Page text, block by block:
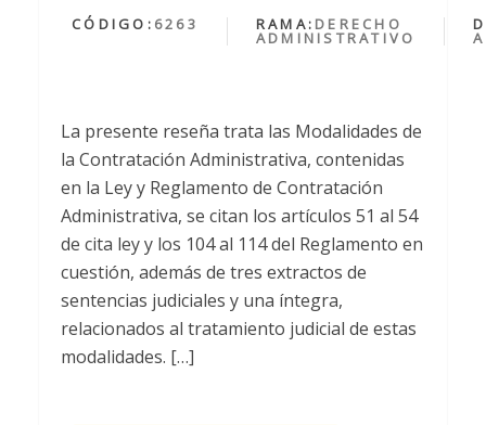
CÓDIGO: 6263 RAMA: DERECHO
ADMINISTRATIVO
La presente reseña trata las Modalidades de
la Contratación Administrativa, contenidas
en la Ley y Reglamento de Contratación
Administrativa, se citan los artículos 51 al 54
de cita ley y los 104 al 114 del Reglamento en
cuestión, además de tres extractos de
sentencias judiciales y una íntegra,
relacionados al tratamiento judicial de estas
modalidades. […]